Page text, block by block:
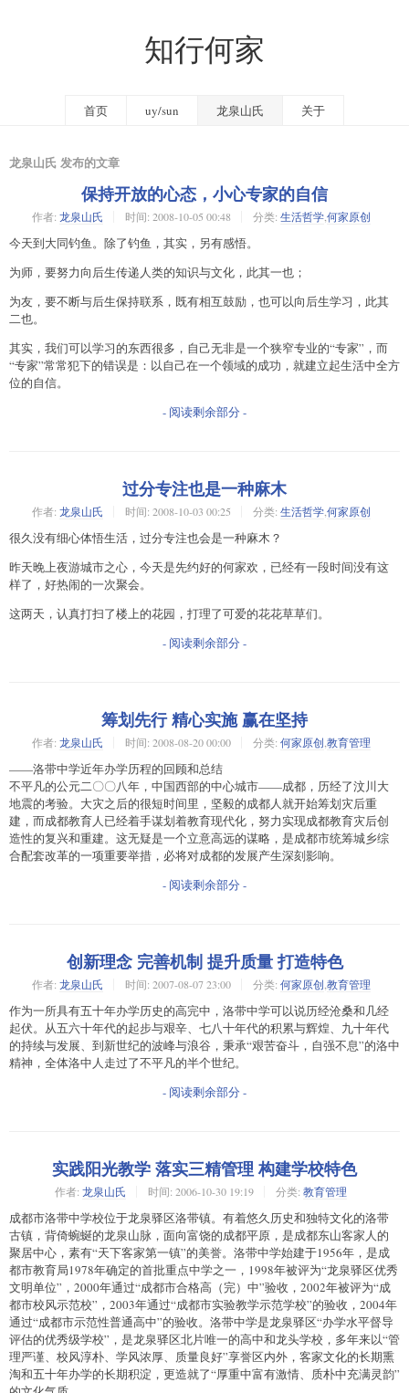
知行何家
首页 uy/sun 龙泉山氏 关于
龙泉山氏 发布的文章
保持开放的心态，小心专家的自信
作者: 龙泉山氏 时间: 2008-10-05 00:48 分类: 生活哲学,何家原创
今天到大同钓鱼。除了钓鱼，其实，另有感悟。
为师，要努力向后生传递人类的知识与文化，此其一也；
为友，要不断与后生保持联系，既有相互鼓励，也可以向后生学习，此其
二也。
其实，我们可以学习的东西很多，自己无非是一个狭窄专业的“专家”，而
“专家”常常犯下的错误是：以自己在一个领域的成功，就建立起生活中全方
位的自信。
- 阅读剩余部分 -
过分专注也是一种麻木
作者: 龙泉山氏 时间: 2008-10-03 00:25 分类: 生活哲学,何家原创
很久没有细心体悟生活，过分专注也会是一种麻木？
昨天晚上夜游城市之心，今天是先约好的何家欢，已经有一段时间没有这
样了，好热闹的一次聚会。
这两天，认真打扫了楼上的花园，打理了可爱的花花草草们。
- 阅读剩余部分 -
筹划先行 精心实施 赢在坚持
作者: 龙泉山氏 时间: 2008-08-20 00:00 分类: 何家原创 教育管理
——洛带中学近年办学历程的回顾和总结
不平凡的公元二〇〇八年，中国西部的中心城市——成都，历经了汶川大
地震的考验。大灾之后的很短时间里，坚毅的成都人就开始筹划灾后重
建，而成都教育人已经着手谋划着教育现代化，努力实现成都教育灾后创
造性的复兴和重建。这无疑是一个立意高远的谋略，是成都市统筹城乡综
合配套改革的一项重要举措，必将对成都的发展产生深刻影响。
- 阅读剩余部分 -
创新理念 完善机制 提升质量 打造特色
作者: 龙泉山氏 时间: 2007-08-07 23:00 分类: 何家原创 教育管理
作为一所具有五十年办学历史的高完中，洛带中学可以说历经沧桑和几经
起伏。从五六十年代的起步与艰辛、七八十年代的积累与辉煌、九十年代
的持续与发展、到新世纪的波峰与浪谷，秉承“艰苦奋斗，自强不息”的洛中
精神，全体洛中人走过了不平凡的半个世纪。
- 阅读剩余部分 -
实践阳光教学 落实三精管理 构建学校特色
作者: 龙泉山氏 时间: 2006-10-30 19:19 分类: 教育管理
成都市洛带中学校位于龙泉驿区洛带镇。有着悠久历史和独特文化的洛带
古镇，背倚蜿蜒的龙泉山脉，面向富饶的成都平原，是成都东山客家人的
聚居中心，素有“天下客家第一镇”的美誉。洛带中学始建于1956年，是成
都市教育局1978年确定的首批重点中学之一，1998年被评为“龙泉驿区优秀
文明单位”，2000年通过“成都市合格高（完）中”验收，2002年被评为“成
都市校风示范校”，2003年通过“成都市实验教学示范学校”的验收，2004年
通过“成都市示范性普通高中”的验收。洛带中学是龙泉驿区“办学水平督导
评估的优秀级学校”，是龙泉驿区北片唯一的高中和龙头学校，多年来以“管
理严谨、校风淳朴、学风浓厚、质量良好”享誉区内外，客家文化的长期熏
淘和五十年办学的长期积淀，更造就了“厚重中富有激情、质朴中充满灵韵”